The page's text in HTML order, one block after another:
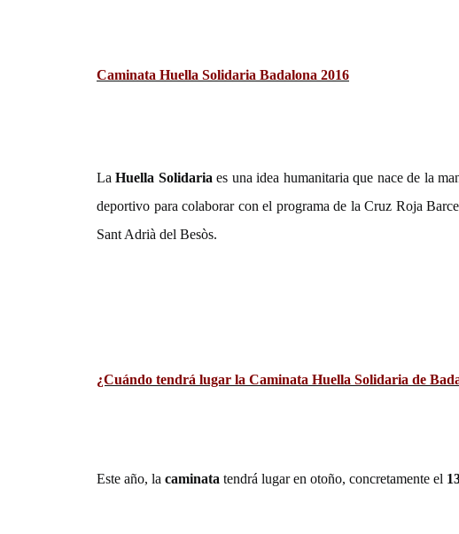
Caminata Huella Solidaria Badalona 2016
LaHuella Solidaria es una idea humanitaria que nace de la
deportivo para colaborar con el programa de la Cruz Roja
Sant Adrià del Besòs.
¿Cuándo tendrá lugar la Caminata Huella Solidaria de
Este año, la caminata tendrá lugar en otoño, concretamente el